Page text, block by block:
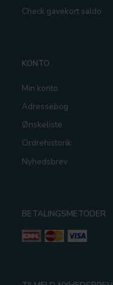
Check gavekort saldo
KONTO
Min konto
Adressebog
Ønskeliste
Ordrehistorik
Nyhedsbrev
BETALINGSMETODER